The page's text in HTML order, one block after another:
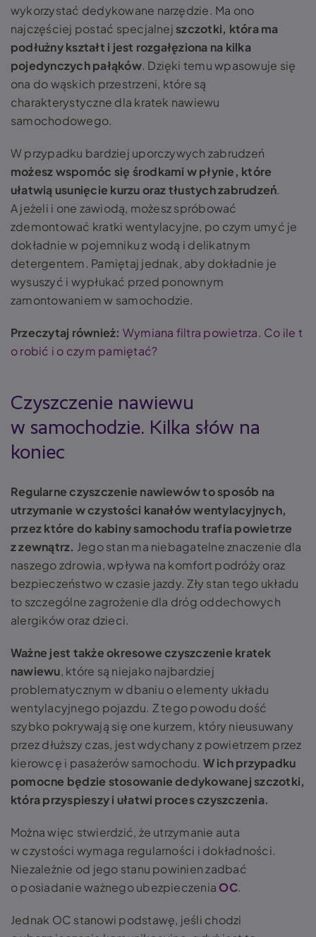
wykorzystać dedykowane narzędzie. Ma ono
najczęściej postać specjalnej szczotki, która ma
podłużny kształt i jest rozgałęziona na kilka
pojedynczych pałąków. Dzięki temu wpasowuje się
ona do wąskich przestrzeni, które są
charakterystyczne dla kratek nawiewu
samochodowego.
W przypadku bardziej uporczywych zabrudzeń
możesz wspomóc się środkami w płynie, które
ułatwią usunięcie kurzu oraz tłustych zabrudzeń.
A jeżeli i one zawiodą, możesz spróbować
zdemontować kratki wentylacyjne, po czym umyć je
dokładnie w pojemniku z wodą i delikatnym
detergentem. Pamiętaj jednak, aby dokładnie je
wysuszyć i wypłukać przed ponownym
zamontowaniem w samochodzie.
Przeczytaj również: Wymiana filtra powietrza. Co ile t
o robić i o czym pamiętać?
Czyszczenie nawiewu
w samochodzie. Kilka słów na
koniec
Regularne czyszczenie nawiewów to sposób na
utrzymanie w czystości kanałów wentylacyjnych,
przez które do kabiny samochodu trafia powietrze
z zewnątrz. Jego stan ma niebagatelne znaczenie dla
naszego zdrowia, wpływa na komfort podróży oraz
bezpieczeństwo w czasie jazdy. Zły stan tego układu
to szczególne zagrożenie dla dróg oddechowych
alergików oraz dzieci.
Ważne jest także okresowe czyszczenie kratek
nawiewu, które są niejako najbardziej
problematycznym w dbaniu o elementy układu
wentylacyjnego pojazdu. Z tego powodu dość
szybko pokrywają się one kurzem, który nieusuwany
przez dłuższy czas, jest wdychany z powietrzem przez
kierowcę i pasażerów samochodu. W ich przypadku
pomocne będzie stosowanie dedykowanej szczotki,
która przyspieszy i ułatwi proces czyszczenia.
Można więc stwierdzić, że utrzymanie auta
w czystości wymaga regularności i dokładności.
Niezależnie od jego stanu powinien zadbać
o posiadanie ważnego ubezpieczenia OC.
Jednak OC stanowi podstawę, jeśli chodzi